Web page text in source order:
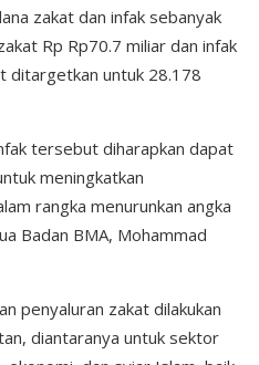
zakat dan infak sebanyak
Rp Rp70.7 miliar dan infak
ditargetkan untuk 28.178
tersebut diharapkan dapat
meningkatkan
rangka menurunkan angka
Badan BMA, Mohammad
penyaluran zakat dilakukan
diantaranya untuk sektor